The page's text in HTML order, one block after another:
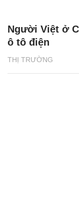
THỊ TRƯỜNG
Người Việt ở
ô tô điện